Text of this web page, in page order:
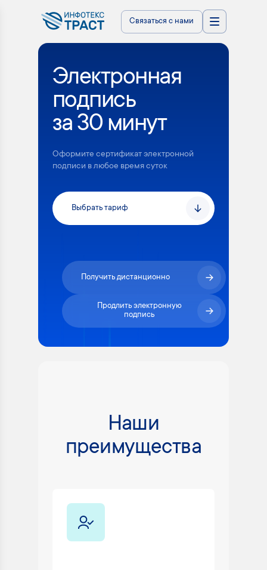
Связаться с нами
Электронная
подпись
за 30 минут
Оформите сертификат электронной
подписи в любое время суток
Выбрать тариф
Получить дистанционно
Продлить электронную
подпись
Наши
преимущества